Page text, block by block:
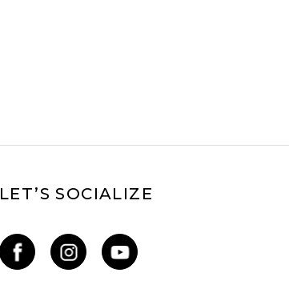
LET’S SOCIALIZE